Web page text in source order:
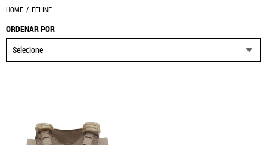
HOME FELINE
ORDENAR POR
Selecione